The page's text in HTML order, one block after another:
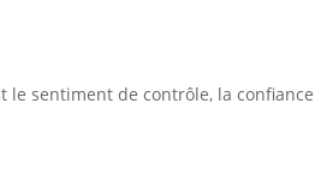
le sentiment de contrôle, la